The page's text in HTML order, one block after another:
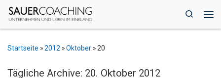
Zum Inhalt springen
Search
Startseite »2012 »Oktober » 20
Tägliche Archive: 20. Oktober 2012